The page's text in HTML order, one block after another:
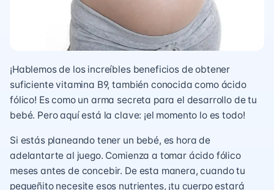
¡Hablemos de los increíbles beneficios de obtener
suficiente vitamina B9, también conocida como ácido
fólico! Es como un arma secreta para el desarrollo de tu
bebé. Pero aquí está la clave: ¡el momento lo es todo!
Si estás planeando tener un bebé, es hora de
adelantarte al juego. Comienza a tomar ácido fólico
meses antes de concebir. De esta manera, cuando tu
pequeñito necesite esos nutrientes, ¡tu cuerpo estará